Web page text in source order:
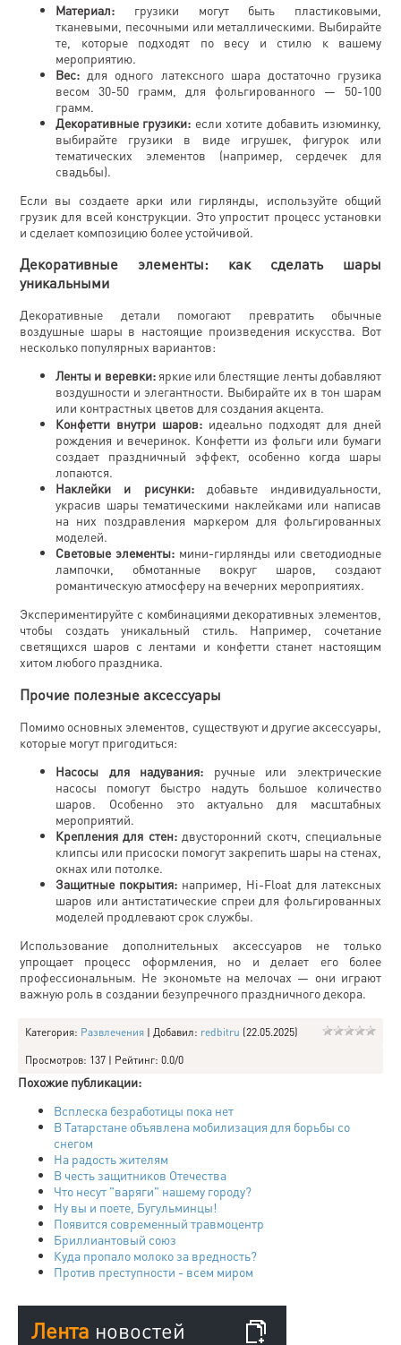
Материал: грузики могут быть пластиковыми,
тканевыми, песочными или металлическими. Выбирайте
те, которые подходят по весу и стилю к вашему
мероприятию.
Вес: для одного латексного шара достаточно грузика
весом 30-50 грамм, для фольгированного — 50-100
грамм.
Декоративные грузики: если хотите добавить изюминку,
выбирайте грузики в виде игрушек, фигурок или
тематических элементов (например, сердечек для
свадьбы).
Если вы создаете арки или гирлянды, используйте общий
грузик для всей конструкции. Это упростит процесс установки
и сделает композицию более устойчивой.
Декоративные элементы: как сделать шары
уникальными
Декоративные детали помогают превратить обычные
воздушные шары в настоящие произведения искусства. Вот
несколько популярных вариантов:
Ленты и веревки:яркие или блестящие ленты добавляют
воздушности и элегантности. Выбирайте их в тон шарам
или контрастных цветов для создания акцента.
Конфетти внутри шаров: идеально подходят для дней
рождения и вечеринок. Конфетти из фольги или бумаги
создает праздничный эффект, особенно когда шары
лопаются.
Наклейки и рисунки:добавьте индивидуальности,
украсив шары тематическими наклейками или написав
на них поздравления маркером для фольгированных
моделей.
Световые элементы:мини-гирлянды или светодиодные
лампочки, обмотанные вокруг шаров, создают
романтическую атмосферу на вечерних мероприятиях.
Экспериментируйте с комбинациями декоративных элементов,
чтобы создать уникальный стиль. Например, сочетание
светящихся шаров с лентами и конфетти станет настоящим
хитом любого праздника.
Прочие полезные аксессуары
Помимо основных элементов, существуют и другие аксессуары,
которые могут пригодиться:
Насосы для надувания: ручные или электрические
насосы помогут быстро надуть большое количество
шаров. Особенно это актуально для масштабных
мероприятий.
Крепления для стен:двусторонний скотч, специальные
клипсы или присоски помогут закрепить шары на стенах,
окнах или потолке.
Защитные покрытия: например, Hi-Float для латексных
шаров или антистатические спреи для фольгированных
моделей продлевают срок службы.
Использование дополнительных аксессуаров не только
упрощает процесс оформления, но и делает его более
профессиональным. Не экономьте на мелочах — они играют
важную роль в создании безупречного праздничного декора.
Категория: Развлечения | Добавил: redbitru (22.05.2025)
Просмотров: 137 | Рейтинг: 0.0/0
Похожие публикации:
Всплеска безработицы пока нет
В Татарстане объявлена мобилизация для борьбы со
снегом
На радость жителям
В честь защитников Отечества
Что несут "варяги" нашему городу?
Ну вы и поете, Бугульминцы!
Появится современный травмоцентр
Бриллиантовый союз
Куда пропало молоко за вредность?
Против преступности - всем миром
Лента новостей